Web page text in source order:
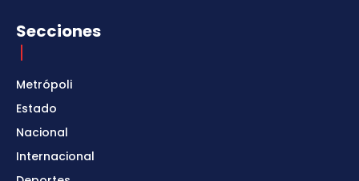
Secciones
Metrópoli
Estado
Nacional
Internacional